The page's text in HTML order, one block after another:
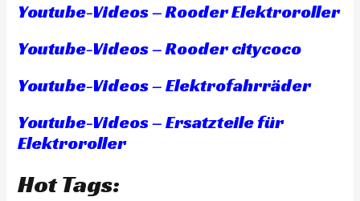
Youtube-Videos – Rooder Elektroroller
Youtube-Videos – Rooder citycoco
Youtube-Videos – Elektrofahrräder
Youtube-Videos – Ersatzteile für
Elektroroller
Hot Tags: